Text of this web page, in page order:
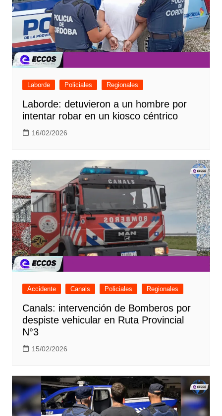
Laborde Policiales Regionales
Laborde: detuvieron a un hombre por
intentar robar en un kiosco céntrico
16/02/2026
Accidente Canals Policiales Regionales
Canals: intervención de Bomberos por
despiste vehicular en Ruta Provincial
N°3
15/02/2026